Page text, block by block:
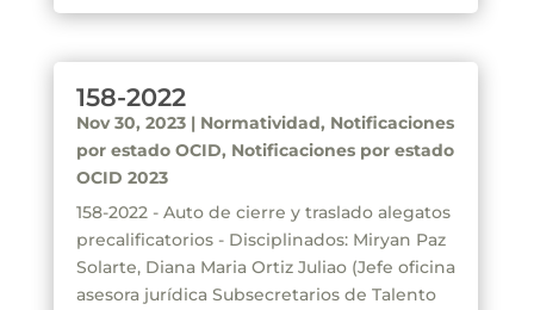
158-2022
Nov 30, 2023| Normatividad, Notificaciones
por estado OCID, Notificaciones por estado
OCID 2023
158-2022 - Auto de cierre y traslado alegatos
precalificatorios - Disciplinados: Miryan Paz
Solarte, Diana Maria Ortiz Juliao (Jefe oficina
asesora jurídica Subsecretarios de Talento